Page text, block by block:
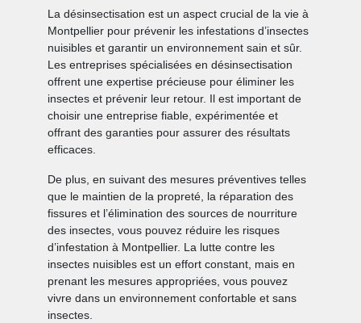
La désinsectisation est un aspect crucial de la vie à
Montpellier pour prévenir les infestations d’insectes
nuisibles et garantir un environnement sain et sûr.
Les entreprises spécialisées en désinsectisation
offrent une expertise précieuse pour éliminer les
insectes et prévenir leur retour. Il est important de
choisir une entreprise fiable, expérimentée et
offrant des garanties pour assurer des résultats
efficaces.
De plus, en suivant des mesures préventives telles
que le maintien de la propreté, la réparation des
fissures et l’élimination des sources de nourriture
des insectes, vous pouvez réduire les risques
d’infestation à Montpellier. La lutte contre les
insectes nuisibles est un effort constant, mais en
prenant les mesures appropriées, vous pouvez
vivre dans un environnement confortable et sans
insectes.